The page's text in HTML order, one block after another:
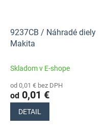
9237CB / Náhradé diely
Makita
Skladom v E-shope
od 0,01 € bez DPH
od 0,01 €
DETAIL